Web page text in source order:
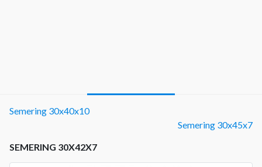
Semering 30x40x10
Semering 30x45x7
SEMERING 30X42X7